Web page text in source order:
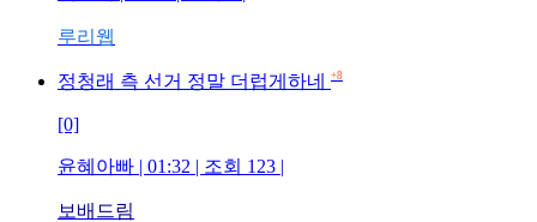
루리웹
정청래 측 선거 정말 더럽게하네 +8
[0]
윤혜아빠 | 01:32 | 조회 123 |
보배드림